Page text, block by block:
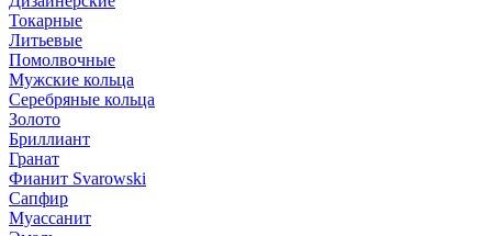
Токарные
Литьевые
Помолвочные
Мужские кольца
Серебряные кольца
Золото
Бриллиант
Гранат
Фианит Svarowski
Сапфир
Муассанит